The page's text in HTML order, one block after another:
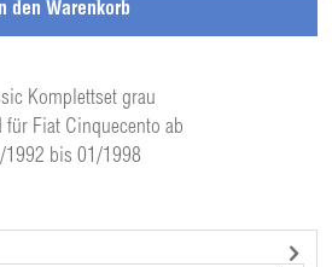
Komplettset grau
für Fiat Cinquecento ab
1992 bis 01/1998
den Warenkorb